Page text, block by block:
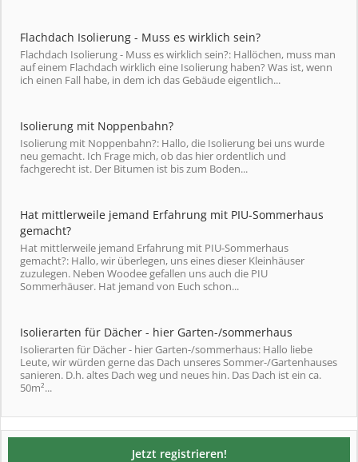
Flachdach Isolierung - Muss es wirklich sein?
Flachdach Isolierung - Muss es wirklich sein?: Hallöchen, muss man
auf einem Flachdach wirklich eine Isolierung haben? Was ist, wenn
ich einen Fall habe, in dem ich das Gebäude eigentlich...
Isolierung mit Noppenbahn?
Isolierung mit Noppenbahn?: Hallo, die Isolierung bei uns wurde
neu gemacht. Ich Frage mich, ob das hier ordentlich und
fachgerecht ist. Der Bitumen ist bis zum Boden...
Hat mittlerweile jemand Erfahrung mit PIU-Sommerhaus
gemacht?
Hat mittlerweile jemand Erfahrung mit PIU-Sommerhaus
gemacht?: Hallo, wir überlegen, uns eines dieser Kleinhäuser
zuzulegen. Neben Woodee gefallen uns auch die PIU
Sommerhäuser. Hat jemand von Euch schon...
Isolierarten für Dächer - hier Garten-/sommerhaus
Isolierarten für Dächer - hier Garten-/sommerhaus: Hallo liebe
Leute, wir würden gerne das Dach unseres Sommer-/Gartenhauses
sanieren. D.h. altes Dach weg und neues hin. Das Dach ist ein ca.
50m²...
Jetzt registrieren!